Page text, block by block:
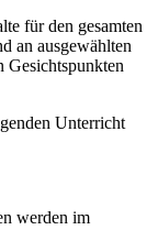
für den gesamten
an ausgewählten
Gesichtspunkten
Unterricht
werden im